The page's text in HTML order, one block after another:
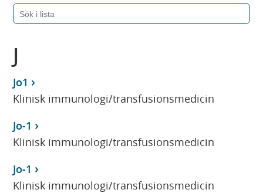
J
Jo1
Klinisk immunologi/transfusionsmedicin
Jo-1
Klinisk immunologi/transfusionsmedicin
Jo-1
Klinisk immunologi/transfusionsmedicin